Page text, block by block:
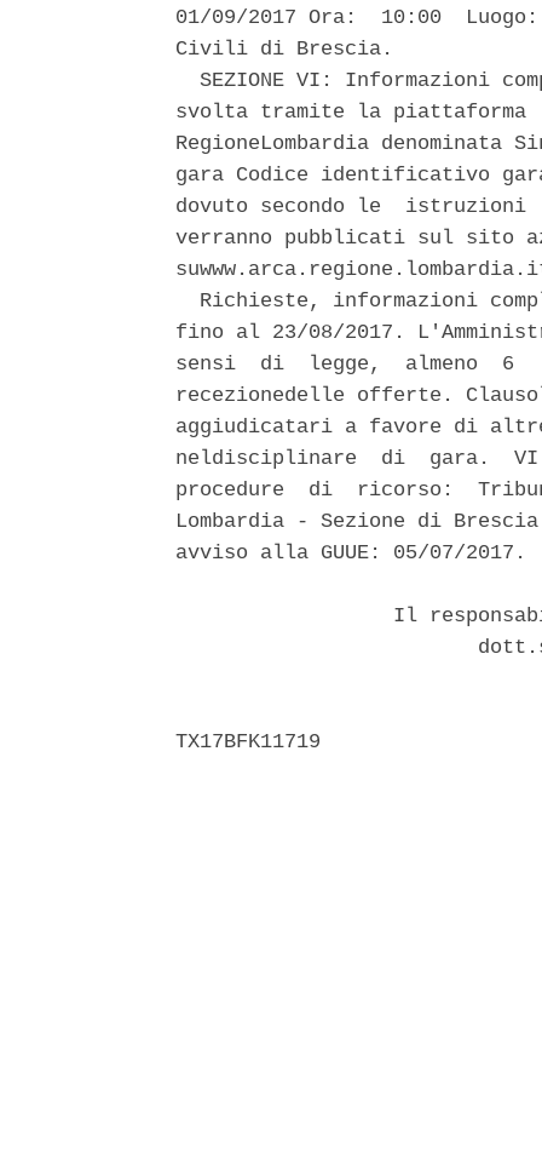
01/09/2017 Ora:  10:00
Civili di Brescia.
SEZIONE VI: Informazioni
svolta tramite la piattaforma
RegioneLombardia
gara Codice identificativo gara
dovuto secondo le
verranno pubblicati sul sito
Richieste, informazioni
fino al 23/08/2017.
sensi  di  legge,  almeno
recezionedelle offerte.
aggiudicatari a favore di
neldisciplinare  di  gara.
procedure  di  ricorso:
Lombardia - Sezione di
avviso alla GUUE: 05/07/2017.
Il